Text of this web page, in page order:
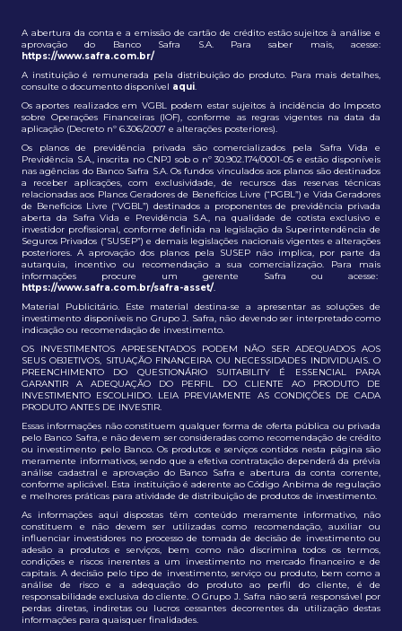
A abertura da conta e a emissão de cartão de crédito estão sujeitos à análise e
aprovação do Banco Safra S.A. Para saber mais, acesse:
https://www.safra.com.br/
A instituição é remunerada pela distribuição do produto. Para mais detalhes,
consulte o documento disponível aqui.
Os aportes realizados em VGBL podem estar sujeitos à incidência do Imposto
sobre Operações Financeiras (IOF), conforme as regras vigentes na data da
aplicação (Decreto nº 6.306/2007 e alterações posteriores).
Os planos de previdência privada são comercializados pela Safra Vida e
Previdência S.A., inscrita no CNPJ sob o nº 30.902.174/0001-05 e estão disponíveis
nas agências do Banco Safra S.A. Os fundos vinculados aos planos são destinados
a receber aplicações, com exclusividade, de recursos das reservas técnicas
relacionadas aos Planos Geradores de Benefícios Livre (“PGBL”) e Vida Geradores
de Benefícios Livre (“VGBL”) destinados a proponentes de previdência privada
aberta da Safra Vida e Previdência S.A., na qualidade de cotista exclusivo e
investidor profissional, conforme definida na legislação da Superintendência de
Seguros Privados (“SUSEP”) e demais legislações nacionais vigentes e alterações
posteriores. A aprovação dos planos pela SUSEP não implica, por parte da
autarquia, incentivo ou recomendação a sua comercialização. Para mais
informações procure um gerente Safra ou acesse:
https://www.safra.com.br/safra-asset/.
Material Publicitário. Este material destina-se a apresentar as soluções de
investimento disponíveis no Grupo J. Safra, não devendo ser interpretado como
indicação ou recomendação de investimento.
OS INVESTIMENTOS APRESENTADOS PODEM NÃO SER ADEQUADOS AOS
SEUS OBJETIVOS, SITUAÇÃO FINANCEIRA OU NECESSIDADES INDIVIDUAIS. O
PREENCHIMENTO DO QUESTIONÁRIO SUITABILITY É ESSENCIAL PARA
GARANTIR A ADEQUAÇÃO DO PERFIL DO CLIENTE AO PRODUTO DE
INVESTIMENTO ESCOLHIDO. LEIA PREVIAMENTE AS CONDIÇÕES DE CADA
PRODUTO ANTES DE INVESTIR.
Essas informações não constituem qualquer forma de oferta pública ou privada
pelo Banco Safra, e não devem ser consideradas como recomendação de crédito
ou investimento pelo Banco. Os produtos e serviços contidos nesta página são
meramente informativos, sendo que a efetiva contratação dependerá da prévia
análise cadastral e aprovação do Banco Safra e abertura da conta corrente,
conforme aplicável. Esta instituição é aderente ao Código Anbima de regulação
e melhores práticas para atividade de distribuição de produtos de investimento.
As informações aqui dispostas têm conteúdo meramente informativo, não
constituem e não devem ser utilizadas como recomendação, auxiliar ou
influenciar investidores no processo de tomada de decisão de investimento ou
adesão a produtos e serviços, bem como não discrimina todos os termos,
condições e riscos inerentes a um investimento no mercado financeiro e de
capitais. A decisão pelo tipo de investimento, serviço ou produto, bem como a
análise de risco e a adequação do produto ao perfil do cliente, é de
responsabilidade exclusiva do cliente. O Grupo J. Safra não será responsável por
perdas diretas, indiretas ou lucros cessantes decorrentes da utilização destas
informações para quaisquer finalidades.